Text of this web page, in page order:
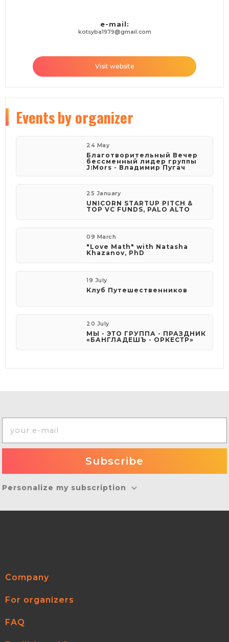
e-mail:
kotsyba1979@gmail.com
Visit website
Eventsby organizer
24 May
Благотворительный Вечер
бессменный лидер группы
J:Mors - Владимир Пугач
25 January
UNICORN STARTUP PITCH &
TOP VC FUNDS, PALO ALTO
09 March
"Love Math" with Natasha
Khazanov, PhD
19 July
Клуб Путешественников
20 July
МЫ - ЭТО ГРУППА - ПРАЗДНИК
«БАНГЛАДЕШЪ - ОРКЕСТР»
Personalize my subscription
Company
For organizers
FAQ